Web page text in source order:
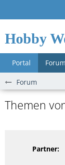
Hobby
Portal Forum
Forum
Themen
Partner: